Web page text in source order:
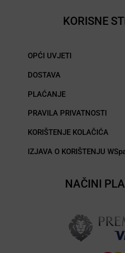
KORISNE
OPĆI UVJETI
DOSTAVA
PLAĆANJE
PRAVILA PRIVATNOSTI
KORIŠTENJE KOLAČIĆA
IZJAVA O KORIŠTENJU
NAČINI